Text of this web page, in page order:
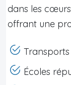
dans les
offrant une
Écoles